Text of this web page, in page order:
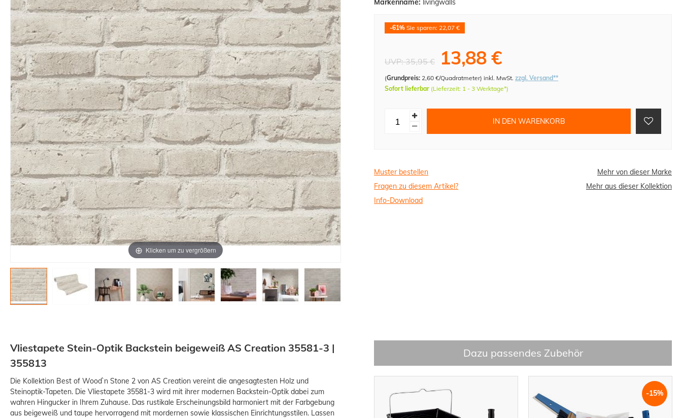
Klicken um zu vergrößern
Markenname: livingwalls
-61% Sie sparen: 22,07 €
UVP:35,95 € 13,88 €
(Grundpreis: 2,60 €/Quadratmeter)inkl. MwSt.zzgl. Versand**
Sofort lieferbar (Lieferzeit: 1 - 3 Werktage*)
IN DEN WARENKORB
Muster bestellen
Mehr von dieser Marke
Fragen zu diesem Artikel?
Mehr aus dieser Kollektion
Info-Download
Vliestapete Stein-Optik Backstein beigeweiß AS Creation 35581-3 |
355813
Die Kollektion Best of Wood`n Stone 2 von AS Creation vereint die angesagtesten Holz und
Steinoptik-Tapeten. Die Vliestapete 35581-3 wird mit ihrer modernen Backstein-Optik dabei zum
wahren Hingucker in Ihrem Zuhause. Das rustikale Erscheinungsbild harmoniert mit der Farbgebung
aus beigeweiß und taupe hervorragend mit mordernen sowie klassischen Einrichtungsstilen. Lassen
Dazu passendes Zubehör
-15%